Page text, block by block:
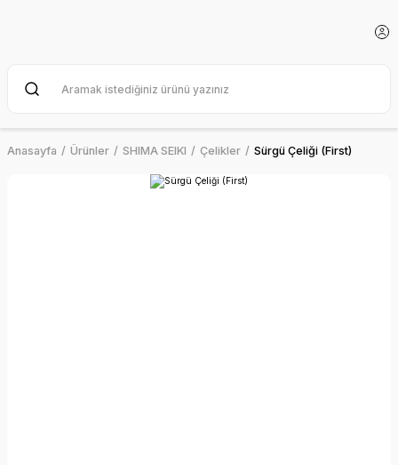
Anasayfa Ürünler SHIMA SEIKI Çelikler Sürgü Çeliği (First)